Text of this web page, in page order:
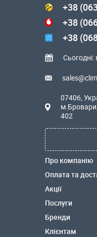
+38
+38
+38
Сьогодні:
07406,
402
Про компанію
Оплата та
Акції
Послуги
Бренди
Клієнтам